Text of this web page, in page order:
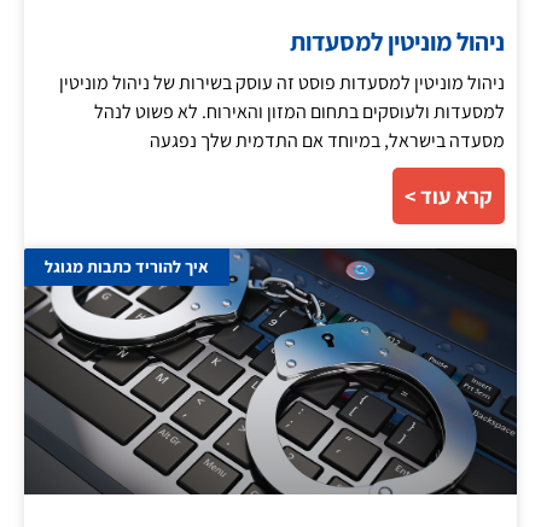
ניהול מוניטין למסעדות
ניהול מוניטין למסעדות פוסט זה עוסק בשירות של ניהול מוניטין
למסעדות ולעוסקים בתחום המזון והאירוח. לא פשוט לנהל
מסעדה בישראל, במיוחד אם התדמית שלך נפגעה
קרא עוד >
איך להוריד כתבות מגוגל